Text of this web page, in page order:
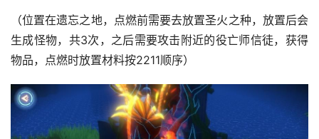
（位置在遗忘之地，点燃前需要去放置圣火之种，放置后会
生成怪物，共3次，之后需要攻击附近的役亡师信徒，获得
物品，点燃时放置材料按2211顺序）